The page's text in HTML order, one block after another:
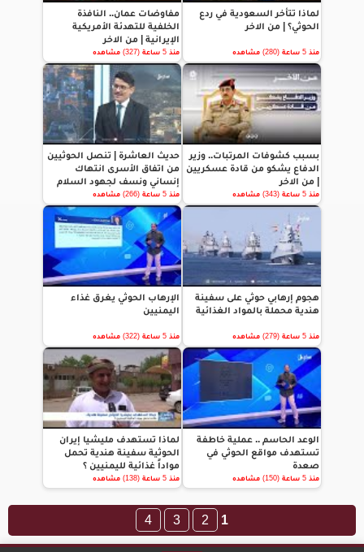
لماذا تتأخر السعودية في ردع
الحوثي؟ | من الاخر
منذ 5 ساعة (280) مشاهده
مفاوضات عمان.. النافذة
الخلفية للتهدئة الأمريكية
الإيرانية | من الاخر
منذ 5 ساعة (327) مشاهده
بسبب كشوفات المرتبات.. وزير
الدفاع يشكو من قادة عسكريين
| من الاخر
منذ 5 ساعة (343) مشاهده
حديث العاشرة | تنصل الحوثيين
من اتفاق الأسرى انتهاك
إنساني ونسف لجهود السلام
منذ 5 ساعة (266) مشاهده
هجوم إرهابي حوثي على سفينة
هندية محملة بالمواد الغذائية
منذ 5 ساعة (279) مشاهده
الإرهاب الحوثي يغرق غذاء
اليمنيين
منذ 5 ساعة (322) مشاهده
الوعد الحاسم .. عملية خاطفة
تستهدف مواقع الحوثي في
صعدة
منذ 5 ساعة (150) مشاهده
لماذا تستهدف مليشيا إيران
الحوثية سفينة هندية تحمل
مواداً غذائية لليمنيين ؟
منذ 5 ساعة (138) مشاهده
1
2
3
4